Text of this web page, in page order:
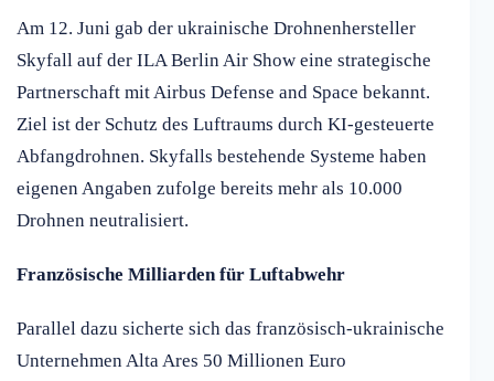
Am 12. Juni gab der ukrainische Drohnenhersteller
Skyfall auf der ILA Berlin Air Show eine strategische
Partnerschaft mit Airbus Defense and Space bekannt.
Ziel ist der Schutz des Luftraums durch KI-gesteuerte
Abfangdrohnen. Skyfalls bestehende Systeme haben
eigenen Angaben zufolge bereits mehr als 10.000
Drohnen neutralisiert.
Französische Milliarden für Luftabwehr
Parallel dazu sicherte sich das französisch-ukrainische
Unternehmen Alta Ares 50 Millionen Euro